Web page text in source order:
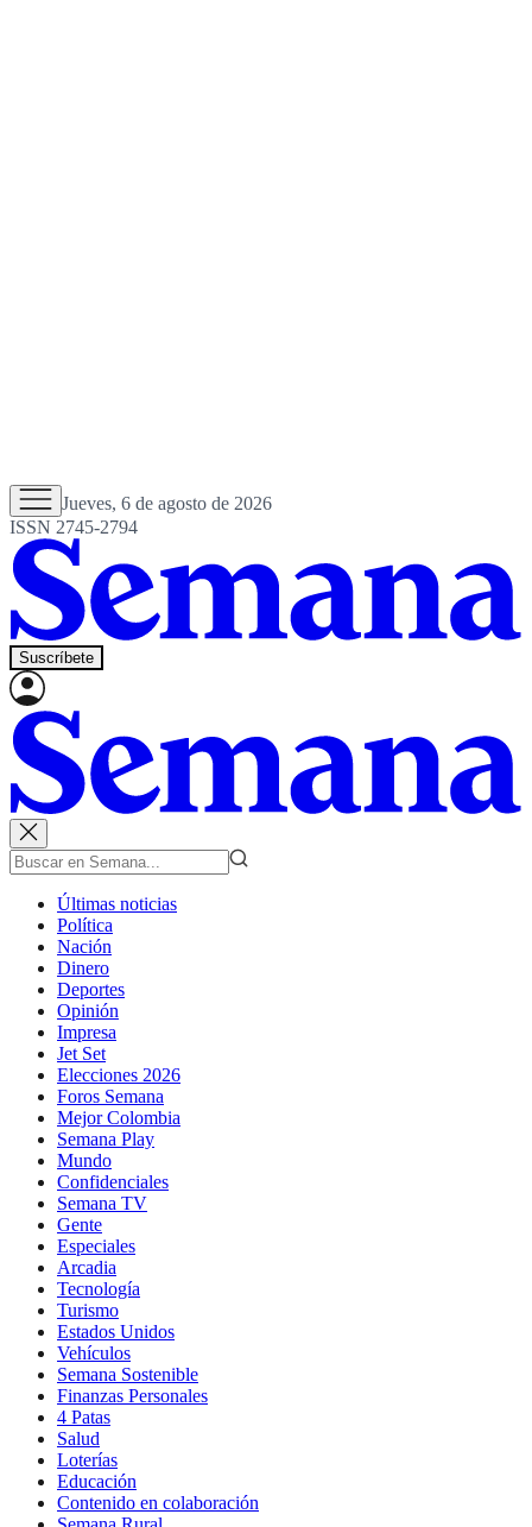
Jueves, 6 de agosto de 2026
ISSN 2745-2794
Suscríbete
Últimas noticias
Política
Nación
Dinero
Deportes
Opinión
Impresa
Jet Set
Elecciones 2026
Foros Semana
Mejor Colombia
Semana Play
Mundo
Confidenciales
Semana TV
Gente
Especiales
Arcadia
Tecnología
Turismo
Estados Unidos
Vehículos
Semana Sostenible
Finanzas Personales
4 Patas
Salud
Loterías
Educación
Contenido en colaboración